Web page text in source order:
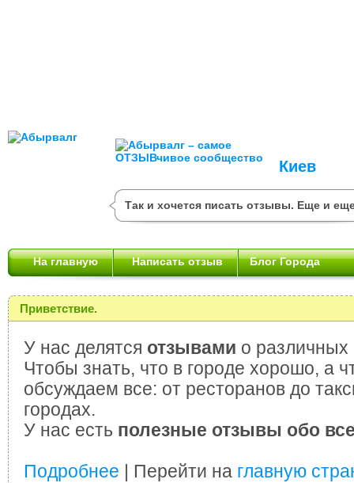
Киев
Так и хочется писать отзывы. Еще и
На главную Написать отзыв Блог Города
Приветствие.
У нас делятся отзывами о различных
Чтобы знать, что в городе хорошо, а
обсуждаем все: от ресторанов до
городах.
У нас есть полезные отзывы обо
Подробнее | Перейти на главную